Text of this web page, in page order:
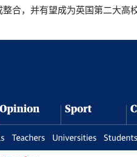
整合，并有望成为英国第二大高